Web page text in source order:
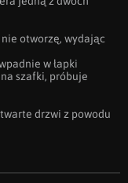
otworzę, wydając
w łapki
szafki, próbuje
drzwi z powodu